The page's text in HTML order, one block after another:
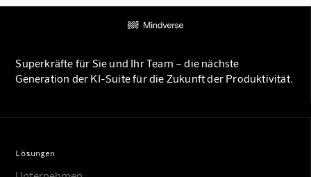
Superkräfte für Sie und Ihr Team – die nächste
Generation der KI-Suite für die Zukunft der Produktivität.
Lösungen